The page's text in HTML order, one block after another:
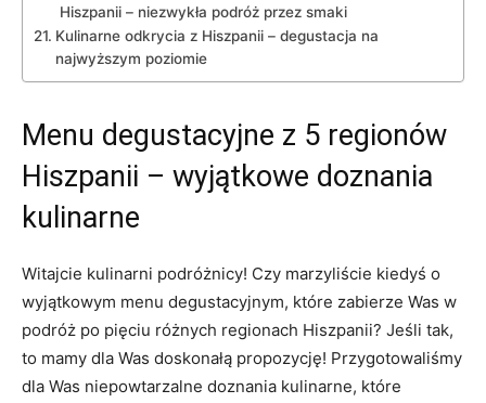
Hiszpanii – niezwykła podróż przez smaki
Kulinarne odkrycia z Hiszpanii – degustacja na
najwyższym poziomie
Menu degustacyjne z 5 regionów
Hiszpanii – wyjątkowe doznania
kulinarne
Witajcie kulinarni podróżnicy! Czy marzyliście kiedyś o
wyjątkowym menu degustacyjnym, które zabierze Was w
podróż po pięciu różnych regionach Hiszpanii? Jeśli tak,
to mamy dla Was doskonałą propozycję! Przygotowaliśmy
dla Was niepowtarzalne doznania kulinarne, które